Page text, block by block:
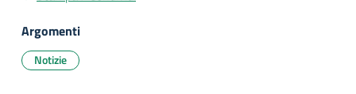
Argomenti
Notizie